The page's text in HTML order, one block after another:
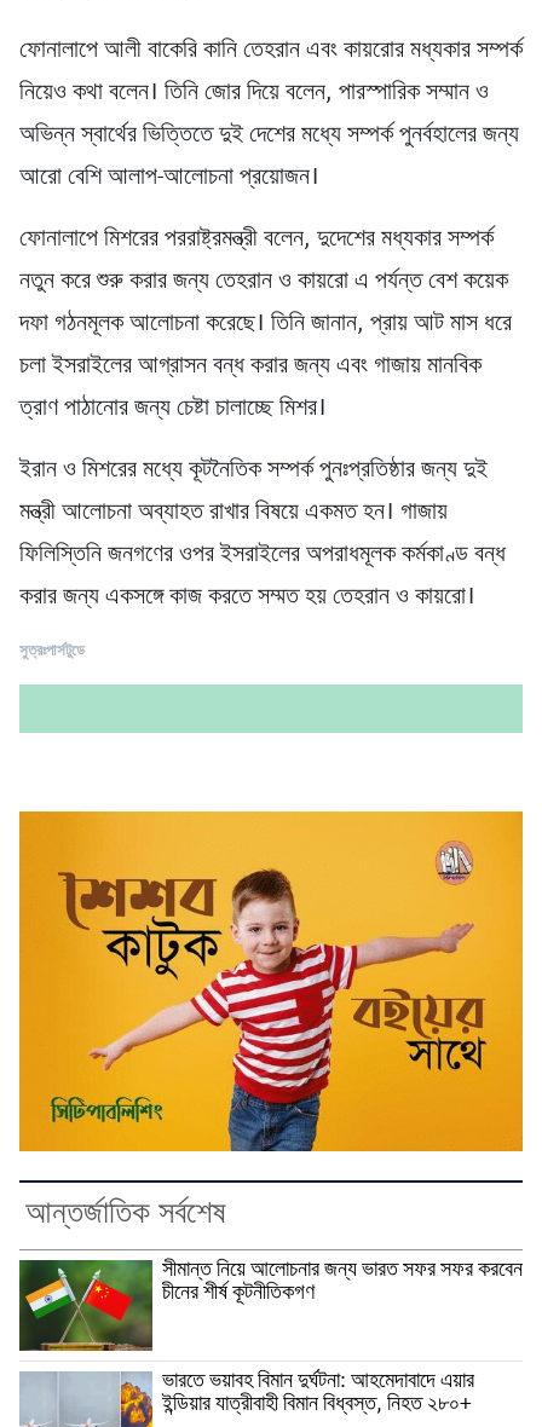
ফোনালাপে আলী বাকেরি কানি তেহরান এবং কায়রোর মধ্যকার সম্পর্ক
নিয়েও কথা বলেন। তিনি জোর দিয়ে বলেন, পারস্পারিক সম্মান ও
অভিন্ন স্বার্থের ভিত্তিতে দুই দেশের মধ্যে সম্পর্ক পুনর্বহালের জন্য
আরো বেশি আলাপ-আলোচনা প্রয়োজন।
ফোনালাপে মিশরের পররাষ্ট্রমন্ত্রী বলেন, দুদেশের মধ্যকার সম্পর্ক
নতুন করে শুরু করার জন্য তেহরান ও কায়রো এ পর্যন্ত বেশ কয়েক
দফা গঠনমূলক আলোচনা করেছে। তিনি জানান, প্রায় আট মাস ধরে
চলা ইসরাইলের আগ্রাসন বন্ধ করার জন্য এবং গাজায় মানবিক
ত্রাণ পাঠানোর জন্য চেষ্টা চালাচ্ছে মিশর।
ইরান ও মিশরের মধ্যে কূটনৈতিক সম্পর্ক পুনঃপ্রতিষ্ঠার জন্য দুই
মন্ত্রী আলোচনা অব্যাহত রাখার বিষয়ে একমত হন। গাজায়
ফিলিস্তিনি জনগণের ওপর ইসরাইলের অপরাধমূলক কর্মকাণ্ড বন্ধ
করার জন্য একসঙ্গে কাজ করতে সম্মত হয় তেহরান ও কায়রো।
সুত্রঃপার্সটুডে
আন্তর্জাতিক সর্বশেষ
সীমান্ত নিয়ে আলোচনার জন্য ভারত সফর সফর করবেন
চীনের শীর্ষ কূটনীতিকগণ
ভারতে ভয়াবহ বিমান দুর্ঘটনা: আহমেদাবাদে এয়ার
ইন্ডিয়ার যাত্রীবাহী বিমান বিধ্বস্ত, নিহত ২৮০+